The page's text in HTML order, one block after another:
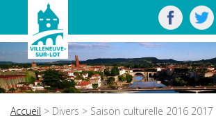
Accueil > Divers > Saison culturelle 2016 2017